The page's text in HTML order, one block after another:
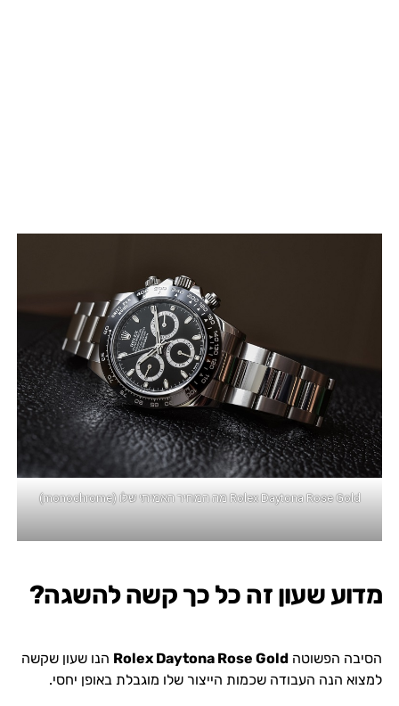
Rolex Daytona Rose Gold מה המחיר האמיתי שלו (monochrome)
מדוע שעון זה כל כך קשה להשגה?
הסיבה הפשוטה Rolex Daytona Rose Gold הנו שעון שקשה
למצוא הנה העבודה שכמות הייצור שלו מוגבלת באופן יחסי.